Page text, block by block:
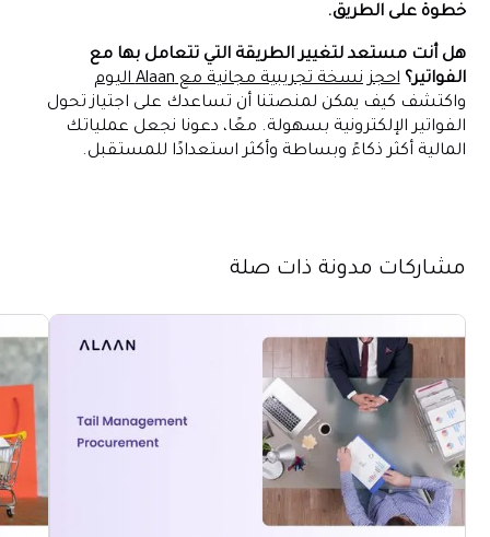
خطوة على الطريق.
هل أنت مستعد لتغيير الطريقة التي تتعامل بها مع
الفواتير؟ احجز نسخة تجريبية مجانية مع Alaan اليوم
واكتشف كيف يمكن لمنصتنا أن تساعدك على اجتياز تحول
الفواتير الإلكترونية بسهولة. معًا، دعونا نجعل عملياتك
المالية أكثر ذكاءً وبساطة وأكثر استعدادًا للمستقبل.
مشاركات مدونة ذات صلة